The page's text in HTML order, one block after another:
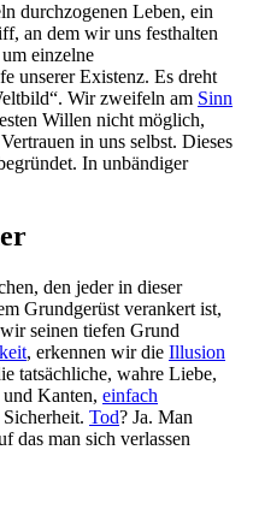
durchzogenen Leben, ein
an dem wir uns festhalten
einzelne
unserer Existenz. Es dreht
Wir zweifeln am Sinn
Willen nicht möglich,
in uns selbst. Dieses
In unbändiger
den jeder in dieser
Grundgerüst verankert ist,
seinen tiefen Grund
, erkennen wir die Illusion
tatsächliche, wahre Liebe,
Kanten, einfach
Tod? Ja. Man
das man sich verlassen